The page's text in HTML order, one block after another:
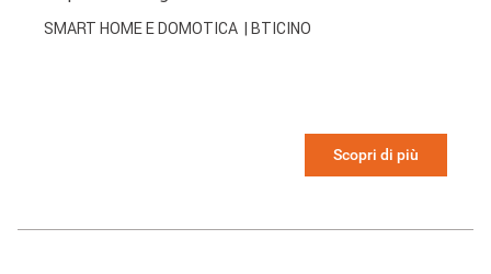
SMART HOME E DOMOTICA | BTICINO
Scopri di più